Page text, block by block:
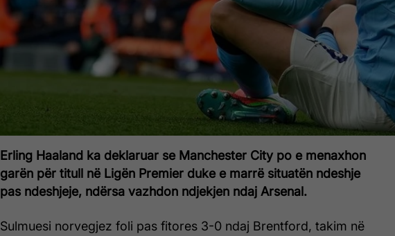
Erling Haaland ka deklaruar se Manchester City po e menaxhon
garën për titull në Ligën Premier duke e marrë situatën ndeshje
pas ndeshjeje, ndërsa vazhdon ndjekjen ndaj Arsenal.
Sulmuesi norvegjez foli pas fitores 3-0 ndaj Brentford, takim në